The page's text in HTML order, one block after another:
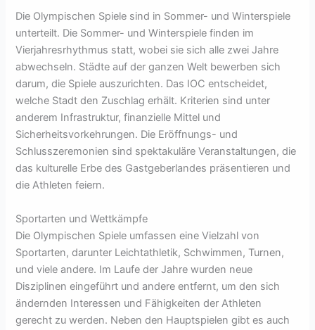
Die Olympischen Spiele sind in Sommer- und Winterspiele
unterteilt. Die Sommer- und Winterspiele finden im
Vierjahresrhythmus statt, wobei sie sich alle zwei Jahre
abwechseln. Städte auf der ganzen Welt bewerben sich
darum, die Spiele auszurichten. Das IOC entscheidet,
welche Stadt den Zuschlag erhält. Kriterien sind unter
anderem Infrastruktur, finanzielle Mittel und
Sicherheitsvorkehrungen. Die Eröffnungs- und
Schlusszeremonien sind spektakuläre Veranstaltungen, die
das kulturelle Erbe des Gastgeberlandes präsentieren und
die Athleten feiern.
Sportarten und Wettkämpfe
Die Olympischen Spiele umfassen eine Vielzahl von
Sportarten, darunter Leichtathletik, Schwimmen, Turnen,
und viele andere. Im Laufe der Jahre wurden neue
Disziplinen eingeführt und andere entfernt, um den sich
ändernden Interessen und Fähigkeiten der Athleten
gerecht zu werden. Neben den Hauptspielen gibt es auch